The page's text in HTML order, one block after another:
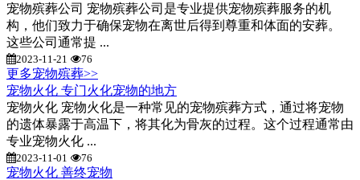
宠物殡葬公司 宠物殡葬公司是专业提供宠物殡葬服务的机
构，他们致力于确保宠物在离世后得到尊重和体面的安葬。
这些公司通常提 ...
2023-11-21 76
更多宠物殡葬>>
宠物火化 专门火化宠物的地方
宠物火化 宠物火化是一种常见的宠物殡葬方式，通过将宠物
的遗体暴露于高温下，将其化为骨灰的过程。这个过程通常由
专业宠物火化 ...
2023-11-01 76
宠物火化 善终宠物